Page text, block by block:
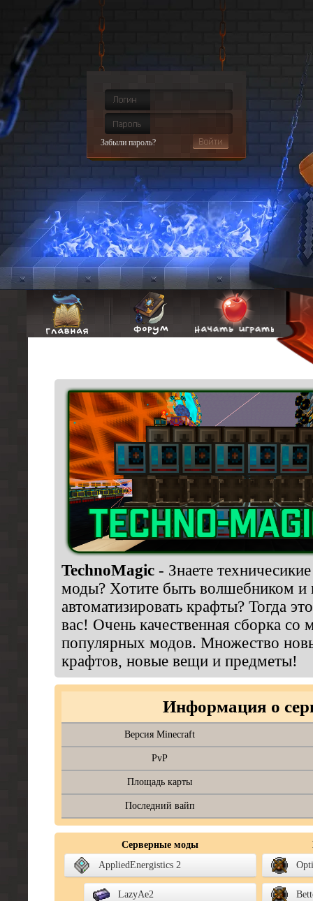
Забыли пароль?
TechnoMagic - Знаете
моды? Хотите быть волшебником и
автоматизировать крафты? Тогда
вас! Очень качественная сборка со
популярных модов. Множество
крафтов, новые вещи и предметы!
Информация о
Версия Minecraft
PvP
Площадь карты
Последний вайп
Серверные моды
AppliedEnergistics 2
LazyAe2